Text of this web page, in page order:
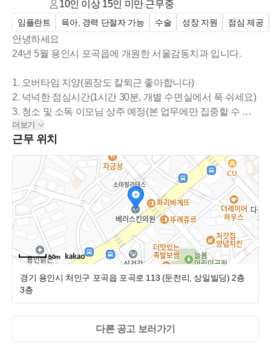
10인 이상 15인 미만근무중
임플란트 육아, 경력 단절자 가능 수술 성장 지원 점심 제공
안녕하세요
24년 5월 용인시 포곡읍에 개원한 서울감동치과 입니다.
1. 오버타임 지양(원장도 칼퇴근 좋아합니다)
2. 넉넉한 점심시간(1시간 30분, 개별 수면실에서 푹 쉬세요)
3. 청소 및 소독 이모님 상주 예정(본 업무에만 집중할 수 있
는 환경)
4. 리프레쉬 휴가 있음(소정의 휴가비 지원)
5. 간식비 100%지원(먹고 싶은걸로 고르세요)
6. 법정근로연차 준수(쉴때는 쉽시다!)
7. 직원실 별도 호실/프라이빗 환경(1인탈의실/수면실 구비)
8. 가족 및 지인 진료비 지원(부끄럽지 않은 진료 자신합니
다)
9. 내부교육 및 외부세미나 지원(끊임없는 역량 개발로 경쟁
력을 키우세요!)
10. 정기적 미식탐방(원하는분만, 대식가 환영합니다)
더보기
근무 위치
50m
경기 용인시 처인구 포곡읍 포곡로 113 (둔전리, 상일빌딩) 2층
3층
다른 공고 보러가기